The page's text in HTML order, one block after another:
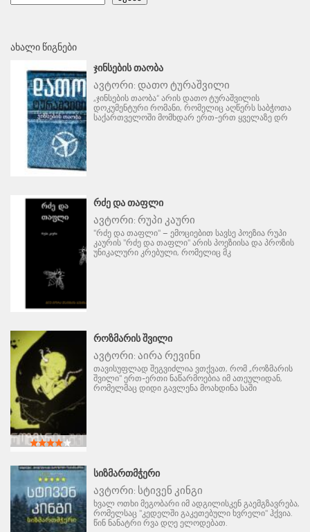
ᲐᲮᲐᲚᲘ ᲬᲘᲒᲜᲔᲑᲘ
ᲯᲘᲜᲡᲔᲑᲘᲡ ᲗᲐᲝᲑᲐ
ავტორი: დათო ტურაშვილი
„ჯინსების თაობა“ არის დათო ტურაშვილის
დოკუმენტური რომანი, რომელიც აღწერს საბჭოთა
საქართველოში მომხდარ ერთ-ერთ ყველაზე დრ
ᲠᲫᲔ ᲓᲐ ᲗᲐᲤᲚᲘ
ავტორი: რუპი კაური
"რძე და თაფლი" – ემოციებით სავსე პოეზია რუპი
კაურის "რძე და თაფლი" არის პოეზიისა და პროზის
უნიკალური კრებული, რომელიც მკ
ᲠᲝᲖᲛᲐᲠᲘᲡ ᲨᲕᲘᲚᲘ
ავტორი: აირა რევინი
თავისუფლად შეგვიძლია ვთქვათ, რომ „როზმარის
შვილი" ერთ-ერთი ნაწარმოებია იმ ათეულიდან,
რომელმაც დიდი გავლენა მოახდინა საში
ᲡᲘᲖᲛᲐᲠᲗᲛᲭᲔᲠᲘ
ავტორი: სტივენ კინგი
ხვალ ოთხი მეგობარი იმ ადგილისკენ გაემგზავრება,
რომელსაც "კედელში გაკეთებული ხვრელი" ჰქვია.
წინ ნანატრი რვა დღე ელოდებათ.